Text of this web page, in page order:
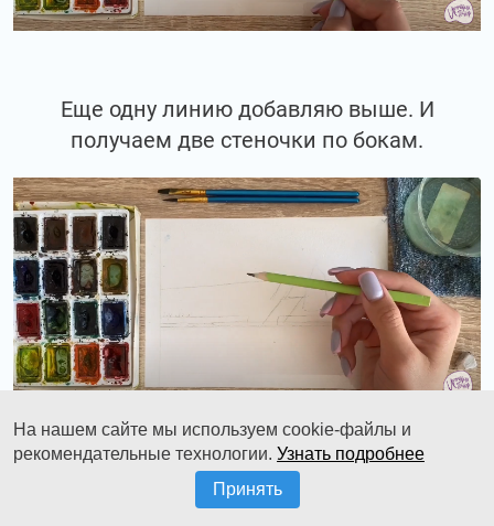
Еще одну линию добавляю выше. И
получаем две стеночки по бокам.
А посередине, между ними, мы
располагаем маленькую беседку.
На нашем сайте мы используем cookie-файлы и
рекомендательные технологии. Узнать подробнее
Принять